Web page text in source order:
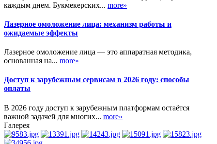
каждым днем. Букмекерских... more»
Лазерное омоложение лица: механизм работы и
ожидаемые эффекты
Лазерное омоложение лица — это аппаратная методика,
основанная на... more»
Доступ к зарубежным сервисам в 2026 году: способы
оплаты
В 2026 году доступ к зарубежным платформам остаётся
важной задачей для многих... more»
Галерея